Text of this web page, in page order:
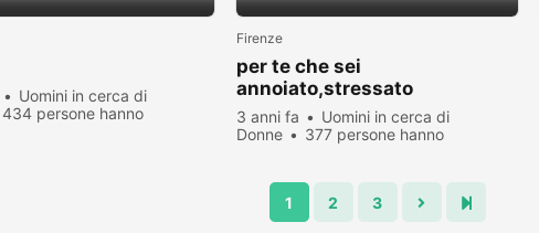
Uomini in cerca di
434 persone hanno
Firenze
per te che sei
annoiato,stressato
3 anni fa
Uomini in cerca di
Donne
377 persone hanno
1 2 3